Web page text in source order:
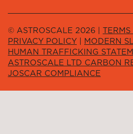
© ASTROSCALE 2026 |
PRIVACY POLICY | MODERN
HUMAN TRAFFICKING
ASTROSCALE LTD CARBON
JOSCAR COMPLIANCE